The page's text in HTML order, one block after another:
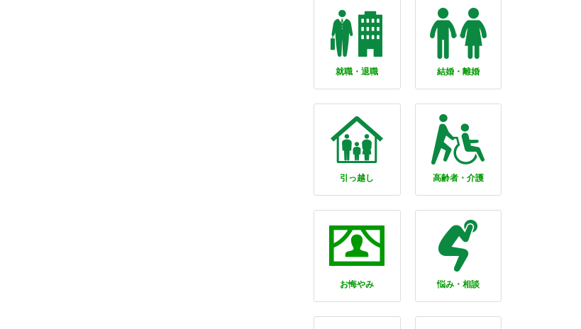
就職・退職 結婚・離婚
引っ越し 高齢者・介護
お悔やみ 悩み・相談